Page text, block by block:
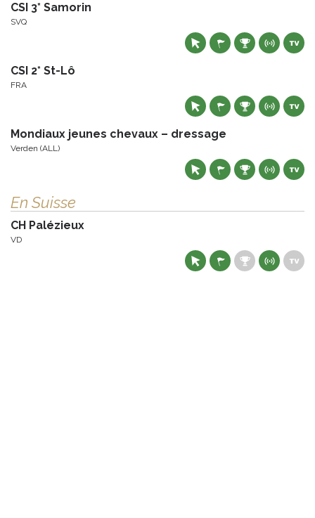
CSI 3* Samorin
SVQ
CSI 2* St-Lô
FRA
Mondiaux jeunes chevaux – dressage
Verden (ALL)
En Suisse
CH Palézieux
VD